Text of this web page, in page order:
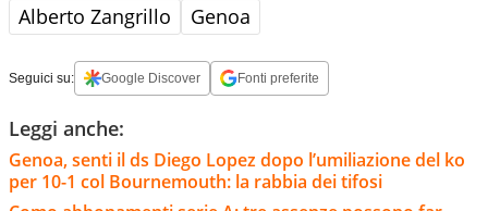
Alberto Zangrillo Genoa
Seguici su: Google Discover Fonti preferite
Leggi anche:
Genoa, senti il ds Diego Lopez dopo l’umiliazione del ko
per 10-1 col Bournemouth: la rabbia dei tifosi